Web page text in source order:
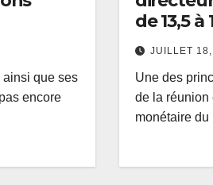
ainsi que ses
encore
de 13,5 à
JUILLET
Une des
de la réunion
monétaire
2026 : la